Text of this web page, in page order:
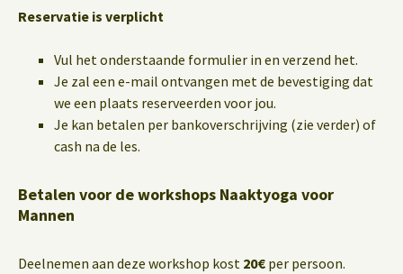
Reservatie is verplicht
Vul het onderstaande formulier in en verzend het.
Je zal een e-mail ontvangen met de bevestiging dat
we een plaats reserveerden voor jou.
Je kan betalen per bankoverschrijving (zie verder) of
cash na de les.
Betalen voor de workshops Naaktyoga voor
Mannen
Deelnemen aan deze workshop kost 20€ per persoon.